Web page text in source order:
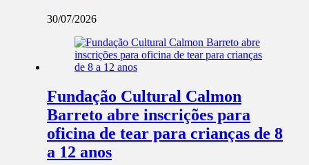
30/07/2026
Fundação Cultural Calmon
Barreto abre inscrições para
oficina de tear para crianças de 8
a 12 anos